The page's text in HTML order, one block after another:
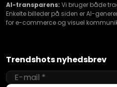
AI-transparens: Vi bruger både
Enkelte billeder på siden er AI-
for e-commerce og visuel
Trendshots nyhedsbrev